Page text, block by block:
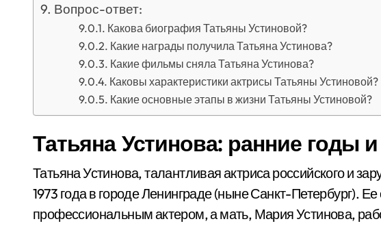
Вопрос-ответ:
Какова биография Татьяны Устиновой?
Какие награды получила Татьяна Устинова?
Какие фильмы сняла Татьяна Устинова?
Каковы характеристики актрисы Татьяны Устиновой?
Какие основные этапы в жизни Татьяны Устиновой?
Татьяна Устинова: ранние годы
Татьяна Устинова, талантливая актриса российского и
1973 года в городе Ленинграде (ныне Санкт-Петербург).
профессиональным актером, а мать, Мария Устинова,